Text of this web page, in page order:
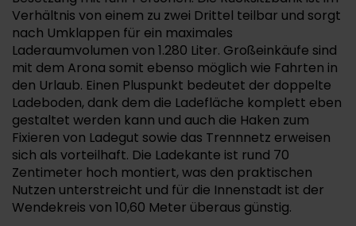
Verhältnis von einem zu zwei Drittel teilbar und sorgt
nach Umklappen für ein maximales
Laderaumvolumen von 1.280 Liter. Großeinkäufe sind
mit dem Arona somit ebenso möglich wie Fahrten in
den Urlaub. Einen Pluspunkt bedeutet der doppelte
Ladeboden, dank dem die Ladefläche komplett eben
gestaltet werden kann und auch die Haken zum
Fixieren von Ladegut sowie das Trennnetz erweisen
sich als vorteilhaft. Die Ladekante ist rund 70
Zentimeter hoch montiert, was den praktischen
Nutzen unterstreicht und für die Innenstadt ist der
Wendekreis von 10,60 Meter überaus günstig.